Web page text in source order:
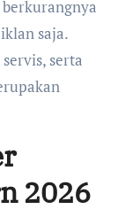
saja.
serta
2026